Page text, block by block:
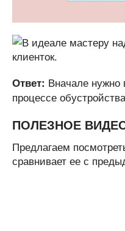
Ответ: Вначале нужно
процессе
ПОЛЕЗНОЕ
Предлагаем
сравнивает ее с